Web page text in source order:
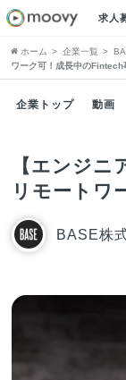
求人
ホーム 企業一覧
ワーク可！成長中のFintech
企業トップ 動画
【エンジニ
リモートワ
BASE株